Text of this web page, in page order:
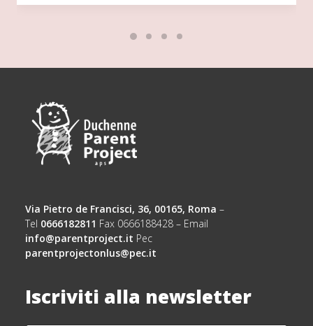
Via Pietro de Francisci, 36, 00165, Roma –
Tel 0666182811 Fax 0666188428 – Email
info@parentproject.it Pec
parentprojectonlus@pec.it
Iscriviti alla newsletter